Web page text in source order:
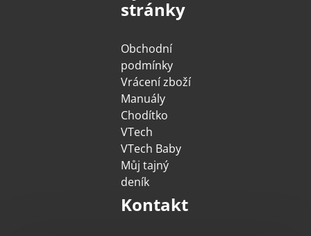
stránky
Obchodní
podmínky
Vrácení zboží
Manuály
Chodítko
VTech
VTech Baby
Můj tajný
deník
Kontakt